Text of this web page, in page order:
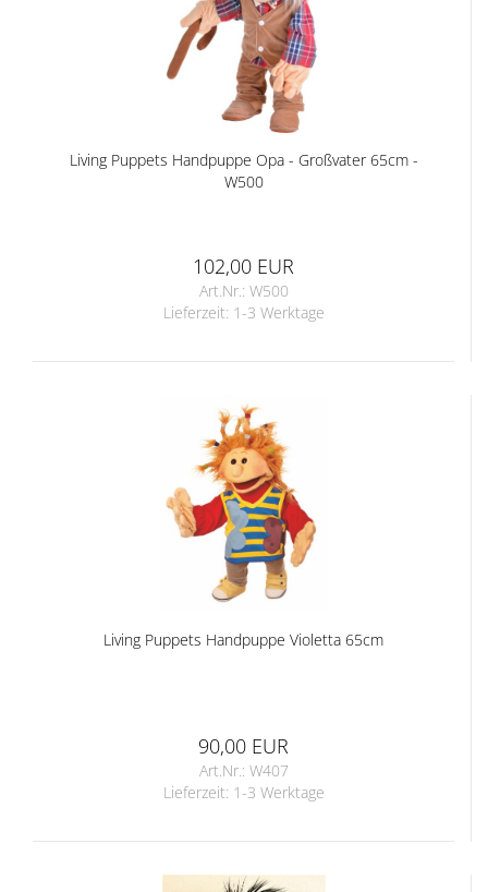
Living Puppets Handpuppe Opa - Großvater 65cm -
W500
102,00 EUR
Art.Nr.: W500
Lieferzeit: 1-3 Werktage
Living Puppets Handpuppe Violetta 65cm
90,00 EUR
Art.Nr.: W407
Lieferzeit: 1-3 Werktage